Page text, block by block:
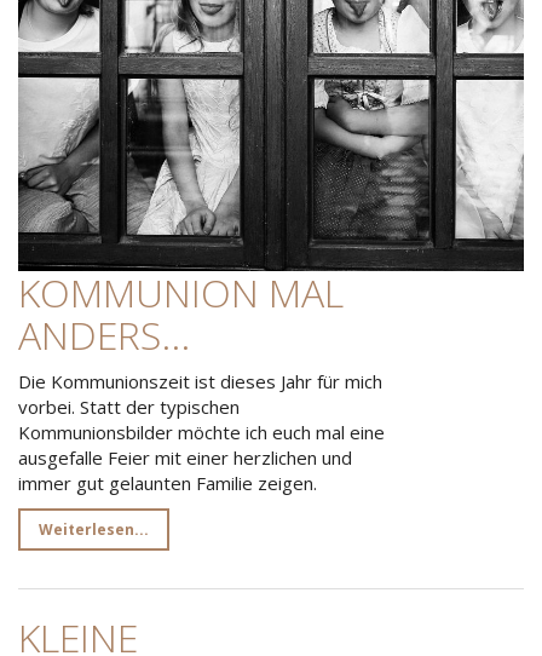
KOMMUNION MAL
ANDERS...
Die Kommunionszeit ist dieses Jahr für mich
vorbei. Statt der typischen
Kommunionsbilder möchte ich euch mal eine
ausgefalle Feier mit einer herzlichen und
immer gut gelaunten Familie zeigen.
Weiterlesen...
KLEINE